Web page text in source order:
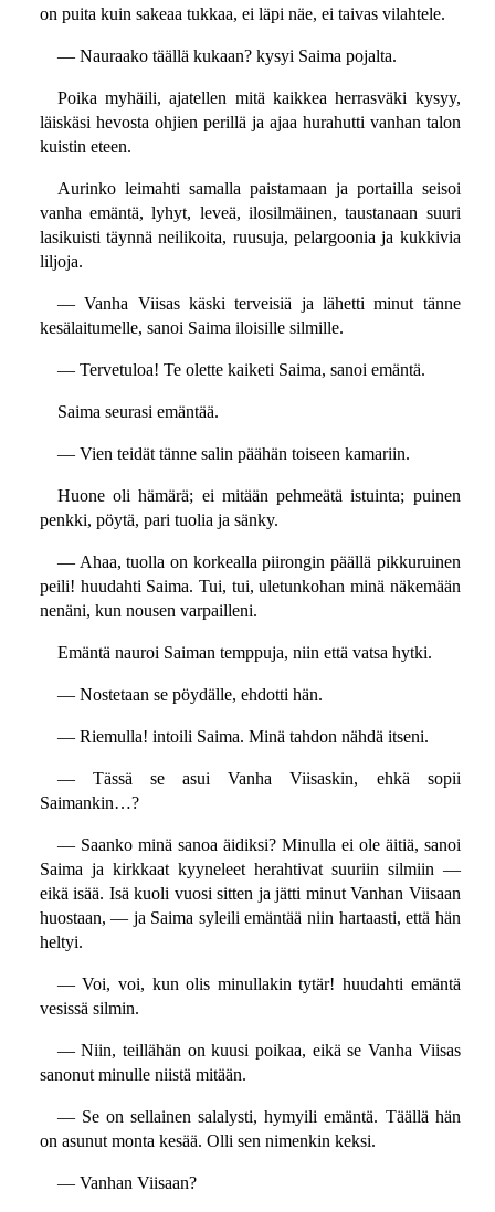
on puita kuin sakeaa tukkaa, ei läpi näe, ei taivas vilahtele.
— Nauraako täällä kukaan? kysyi Saima pojalta.
Poika myhäili, ajatellen mitä kaikkea herrasväki kysyy,
läiskäsi hevosta ohjien perillä ja ajaa hurahutti vanhan talon
kuistin eteen.
Aurinko leimahti samalla paistamaan ja portailla seisoi
vanha emäntä, lyhyt, leveä, ilosilmäinen, taustanaan suuri
lasikuisti täynnä neilikoita, ruusuja, pelargoonia ja kukkivia
liljoja.
— Vanha Viisas käski terveisiä ja lähetti minut tänne
kesälaitumelle, sanoi Saima iloisille silmille.
— Tervetuloa! Te olette kaiketi Saima, sanoi emäntä.
Saima seurasi emäntää.
— Vien teidät tänne salin päähän toiseen kamariin.
Huone oli hämärä; ei mitään pehmeätä istuinta; puinen
penkki, pöytä, pari tuolia ja sänky.
— Ahaa, tuolla on korkealla piirongin päällä pikkuruinen
peili! huudahti Saima. Tui, tui, uletunkohan minä näkemään
nenäni, kun nousen varpailleni.
Emäntä nauroi Saiman temppuja, niin että vatsa hytki.
— Nostetaan se pöydälle, ehdotti hän.
— Riemulla! intoili Saima. Minä tahdon nähdä itseni.
— Tässä se asui Vanha Viisaskin, ehkä sopii
Saimankin…?
— Saanko minä sanoa äidiksi? Minulla ei ole äitiä, sanoi
Saima ja kirkkaat kyyneleet herahtivat suuriin silmiin —
eikä isää. Isä kuoli vuosi sitten ja jätti minut Vanhan Viisaan
huostaan, — ja Saima syleili emäntää niin hartaasti, että hän
heltyi.
— Voi, voi, kun olis minullakin tytär! huudahti emäntä
vesissä silmin.
— Niin, teillähän on kuusi poikaa, eikä se Vanha Viisas
sanonut minulle niistä mitään.
— Se on sellainen salalysti, hymyili emäntä. Täällä hän
on asunut monta kesää. Olli sen nimenkin keksi.
— Vanhan Viisaan?